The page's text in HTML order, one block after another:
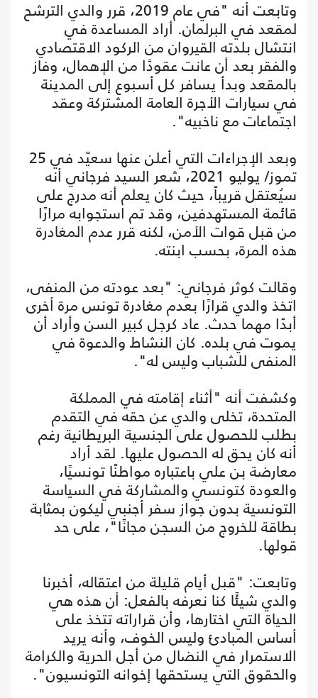
وتابعت أنه "في عام 2019، قرر والدي الترشح
لمقعد في البرلمان. أراد المساعدة في
انتشال بلدته القيروان من الركود الاقتصادي
والفقر بعد أن عانت عقودًا من الإهمال، وفاز
بالمقعد وبدأ يسافر كل أسبوع إلى المدينة
في سيارات الأجرة العامة المشتركة وعقد
اجتماعات مع ناخبيه".
وبعد الإجراءات التي أعلن عنها سعيّد في 25
تموز/ يوليو 2021، شعر السيد فرجاني أنه
سيُعتقل قريباً، حيث كان يعلم أنه مدرج على
قائمة المستهدفين، وقد تم استجوابه مرارًا
من قبل قوات الأمن، لكنه قرر عدم المغادرة
هذه المرة، بحسب ابنته.
وقالت كوثر فرجاني: "بعد عودته من المنفى،
اتخذ والدي قرارًا بعدم مغادرة تونس مرة أخرى
أبدًا مهما حدث. عاد كرجل كبير السن وأراد أن
يموت في بلده. كان النشاط والدعوة في
المنفى للشباب وليس له".
وكشفت أنه "أثناء إقامته في المملكة
المتحدة، تخلى والدي عن حقه في التقدم
بطلب للحصول على الجنسية البريطانية رغم
أنه كان يحق له الحصول عليها. لقد أراد
معارضة بن علي باعتباره مواطنًا تونسيًا،
والعودة كتونسي والمشاركة في السياسة
التونسية بدون جواز سفر أجنبي ليكون بمثابة
بطاقة للخروج من السجن مجانًا"، على حد
قولها.
وتابعت: "قبل أيام قليلة من اعتقاله، أخبرنا
والدي شيئًا كنا نعرفه بالفعل: أن هذه هي
الحياة التي اختارها، وأن قراراته تتخذ على
أساس المبادئ وليس الخوف، وأنه يريد
الاستمرار في النضال من أجل الحرية والكرامة
والحقوق التي يستحقها إخوانه التونسيون".